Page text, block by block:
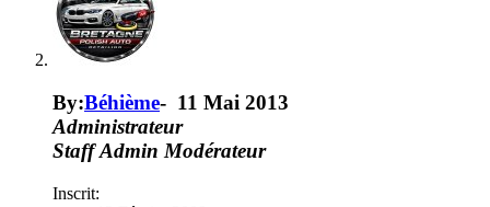
By:Béhième- 11 Mai 2013
Administrateur
Staff Admin Modérateur
Inscrit: